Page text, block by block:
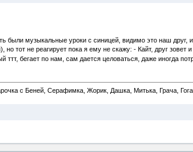
были музыкальные уроки с синицей, видимо это наш друг,
но тот не реагирует пока я ему не скажу: - Кайт, друг зовет
ттт, бегает по нам, сам дается целоваться, даже иногда
с Беней, Серафимка, Жорик, Дашка, Митька, Грача,